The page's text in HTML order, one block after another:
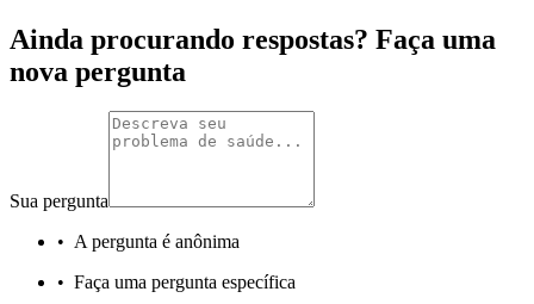
Ainda procurando respostas? Faça uma
nova pergunta
Sua pergunta
• A pergunta é anônima
• Faça uma pergunta específica